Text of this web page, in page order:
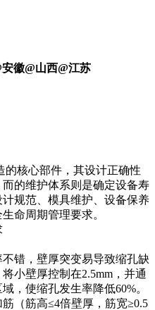
徽@山西@江苏
的核心部件，其设计正确性
的维护体系则是确定设备寿
规范、模具维护、设备保养
命周期管理要求。
错，壁厚突变易导致缩孔缺
小壁厚控制在2.5mm，并通
，使缩孔发生率降低60%。
筋高≤4倍壁厚，筋宽≥0.5